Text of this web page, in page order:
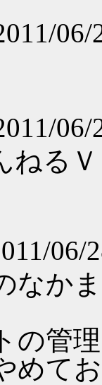
06/
06/
ねる
なか
の管
めて